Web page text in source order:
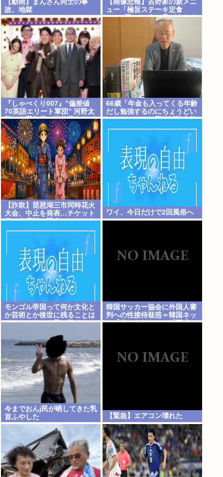
【動画】まんさん同士の事
故、地獄
【画像悲報】吉野家の新メニ
ュー「極旨ステーキ定食
(1498円)」、肉の量が少なす
ぎて大炎上してしまう…
『しゃべくり007』”偏差値
70英語エリート軍団” 河野太
郎、中田敦彦、岸谷蘭丸らが
英語”お受験”事情・学習法を
徹底解説
66歳「年金も入ってくる年齢
だし勉強するのにちょうどい
いかなって」。司法試験合格
【詐欺】琵琶湖三市同時花火
大会、中止を発表…チケット
代や出店料の返金については
明言せず
ワイ、今日だけで2回風俗へ
モンゴル帝国って何か文化と
か芸術とか後世に残ることは
しなかったの？男は殺せ女は
韓国サッカー協会に外国人審
判への性接待疑惑＝韓国ネッ
ト「信じられない」「要求し
今までおんj民が晒してきた乳
首ふやした
【緊急】エアコン壊れた